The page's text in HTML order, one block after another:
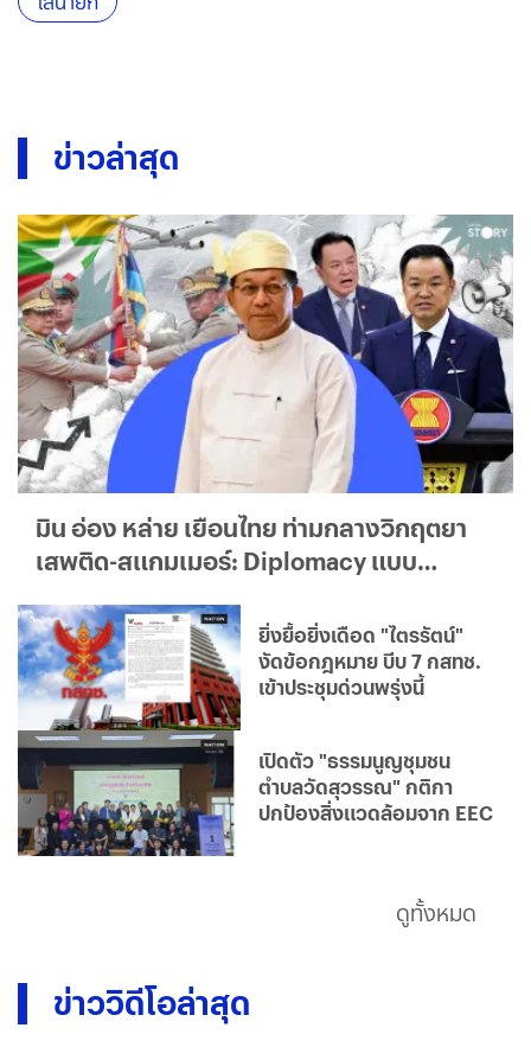
ข่าวล่าสุด
มิน อ่อง หล่าย เยือนไทย ท่ามกลางวิกฤตยา
เสพติด-สแกมเมอร์: Diplomacy แบบ
ยิ่งยื้อยิ่งเดือด "ไตรรัตน์"
งัดข้อกฎหมาย บีบ 7 กสทช.
เข้าประชุมด่วนพรุ่งนี้
เปิดตัว "ธรรมนูญชุมชน
ตำบลวัดสุวรรณ" กติกา
ปกป้องสิ่งแวดล้อมจาก EEC
ดูทั้งหมด
ข่าววิดีโอล่าสุด